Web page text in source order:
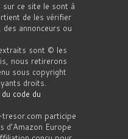
sur ce site le sont à
de les vérifier
annonceurs ou
sont © les
nous retirerons
sous copyright
droits.
code du
participe
d’Amazon Europe